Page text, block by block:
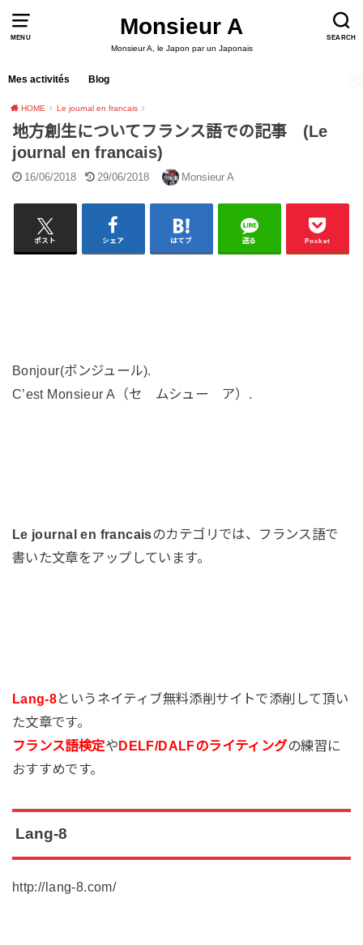
MENU SEARCH
Monsieur A
Monsieur A, le Japon par un Japonais
Mes activités Blog
HOME Le journal en francais
地方創生についてフランス語での記事 (Le
journal en francais)
16/06/2018 29/06/2018 Monsieur A
ポスト シェア はてブ 送る Pocket
Bonjour(ボンジュール).
C’est Monsieur A（セ ムシュー ア）.
Le journal en francaisのカテゴリでは、フランス語で
書いた文章をアップしています。
Lang-8というネイティブ無料添削サイトで添削して頂い
た文章です。
フランス語検定やDELF/DALFのライティングの練習に
おすすめです。
Lang-8
http://lang-8.com/